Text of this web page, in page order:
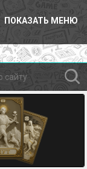
ПОКАЗАТЬ МЕНЮ